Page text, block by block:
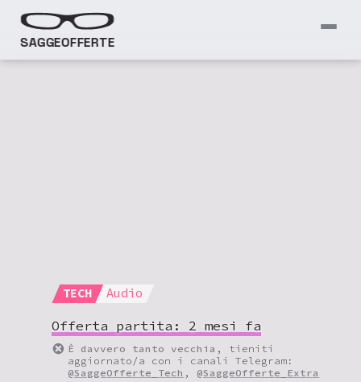
SAGGEOFFERTE
TECH Audio
Offerta partita: 2 mesi fa
È davvero tanto vecchia , tieniti
aggiornato/a con i canali Telegram:
@SaggeOfferte_Tech , @SaggeOfferte_Extra